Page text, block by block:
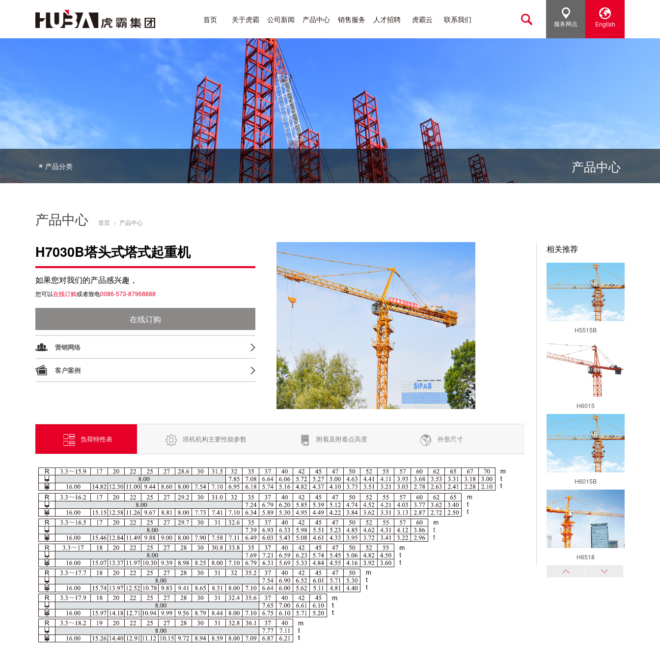
服务网点 English
首页 关于虎霸 公司新闻 产品中心 销售服务 人才招聘 虎霸云 联系我们
产品中心
产品分类
产品中心 首页  产品中心
H7030B塔头式塔式起重机
如果您对我们的产品感兴趣，
您可以在线订购或者致电0086-573-87968888
在线订购
营销网络
客户案例
 负荷特性表  塔机机构主要性能参数  附着及附着点高度  外形尺寸
相关推荐
H5510
H5515B
H6015
H6015B
H6518